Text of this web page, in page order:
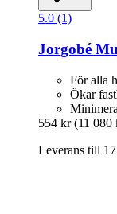
5.0 (1)
Jorgobé
För alla
Ökar
554 kr (11 080
Leverans till